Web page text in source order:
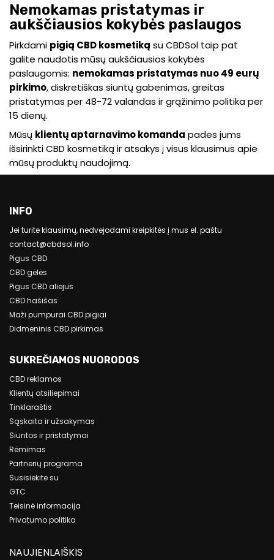
Nemokamas pristatymas ir
aukščiausios kokybės paslaugos
Pirkdami pigią CBD kosmetiką su CBDSol taip pat
galite naudotis mūsų aukščiausios kokybės
paslaugomis: nemokamas pristatymas nuo 49 eurų
pirkimo, diskretiškas siuntų gabenimas, greitas
pristatymas per 48-72 valandas ir grąžinimo politika per
15 dienų.
Mūsų klientų aptarnavimo komanda padės jums
išsirinkti CBD kosmetiką ir atsakys į visus klausimus apie
mūsų produktų naudojimą.
INFO
Jei turite klausimų, nedvejodami kreipkitės į mus el. paštu
contact@cbdsol.info
Pigus CBD
CBD gėlės
Pigus CBD aliejus
CBD hašišas
Maži pumpurai CBD pigiai
Didmeninis CBD pirkimas
SUKREČIAMOS NUORODOS
CBD reklamos
Klientų atsiliepimai
Tinklaraštis
Sąskaita ir užsakymas
Siuntos ir pristatymai
Rėmimas
Partnerių programa
Susisiekite su
GTC
Teisinė informacija
Privatumo politika
NAUJIENLAIŠKIS